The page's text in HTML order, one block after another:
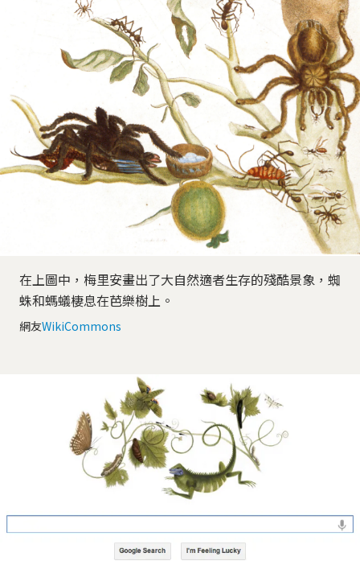
在上圖中，梅里安畫出了大自然適者生存的殘酷景象，蜘
蛛和螞蟻棲息在芭樂樹上。
網友WikiCommons